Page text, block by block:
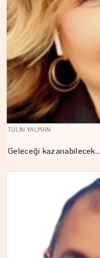
TÜLİN YALMAN
Geleceği kazanabilecek…